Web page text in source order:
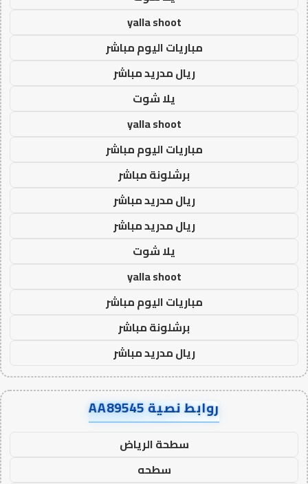
yalla shoot
مباريات اليوم مباشر
ريال مدريد مباشر
يلا شوت
yalla shoot
مباريات اليوم مباشر
برشلونة مباشر
ريال مدريد مباشر
ريال مدريد مباشر
يلا شوت
yalla shoot
مباريات اليوم مباشر
برشلونة مباشر
ريال مدريد مباشر
روابط نصية AA89545
سطحة الرياض
سطحه